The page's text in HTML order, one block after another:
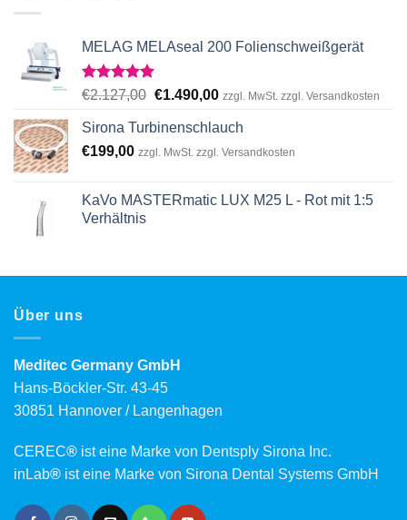
MELAG MELAseal 200 Folienschweißgerät
Rated5.00
€2.127,00 Original
was:
€2.127,00.
€1.490,00Current
is:
€1.490,00.
zzgl. MwSt. zzgl. Versandkosten
Sirona Turbinenschlauch
€199,00 zzgl. MwSt. zzgl. Versandkosten
KaVo MASTERmatic LUX M25 L - Rot mit 1:5
Verhältnis
Über uns
Meditec Germany GmbH
Hans-Böckler-Str. 43-45
30851 Hannover / Langenhagen
CEREC® ist eine Marke von Dentsply Sirona Inc.
inLab® ist eine Marke von Sirona Dental Systems GmbH